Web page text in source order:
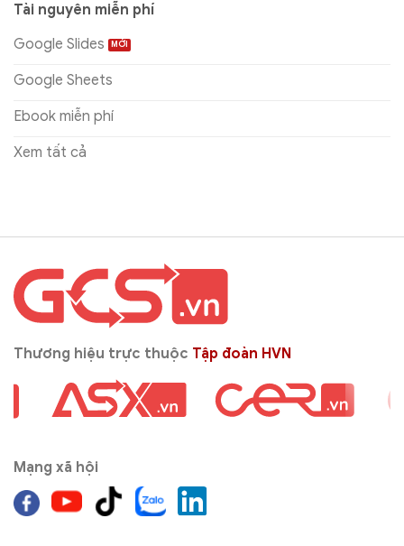
Tài nguyên miễn phí
Google Slides
Google Sheets
Ebook miễn phí
Xem tất cả
Thương hiệu trực thuộc Tập đoàn HVN
Mạng xã hội